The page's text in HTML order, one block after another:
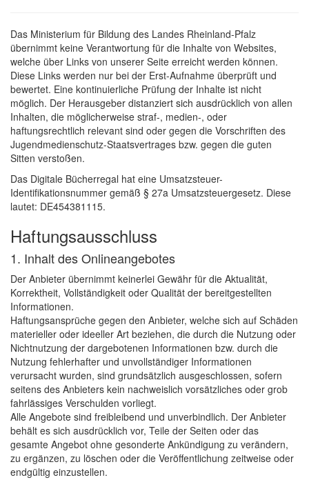
Das Ministerium für Bildung des Landes Rheinland-Pfalz
übernimmt keine Verantwortung für die Inhalte von Websites,
welche über Links von unserer Seite erreicht werden können.
Diese Links werden nur bei der Erst-Aufnahme überprüft und
bewertet. Eine kontinuierliche Prüfung der Inhalte ist nicht
möglich. Der Herausgeber distanziert sich ausdrücklich von allen
Inhalten, die möglicherweise straf-, medien-, oder
haftungsrechtlich relevant sind oder gegen die Vorschriften des
Jugendmedienschutz-Staatsvertrages bzw. gegen die guten
Sitten verstoßen.
Das Digitale Bücherregal hat eine Umsatzsteuer-
Identifikationsnummer gemäß § 27a Umsatzsteuergesetz. Diese
lautet: DE454381115.
Haftungsausschluss
1. Inhalt des Onlineangebotes
Der Anbieter übernimmt keinerlei Gewähr für die Aktualität,
Korrektheit, Vollständigkeit oder Qualität der bereitgestellten
Informationen.
Haftungsansprüche gegen den Anbieter, welche sich auf Schäden
materieller oder ideeller Art beziehen, die durch die Nutzung oder
Nichtnutzung der dargebotenen Informationen bzw. durch die
Nutzung fehlerhafter und unvollständiger Informationen
verursacht wurden, sind grundsätzlich ausgeschlossen, sofern
seitens des Anbieters kein nachweislich vorsätzliches oder grob
fahrlässiges Verschulden vorliegt.
Alle Angebote sind freibleibend und unverbindlich. Der Anbieter
behält es sich ausdrücklich vor, Teile der Seiten oder das
gesamte Angebot ohne gesonderte Ankündigung zu verändern,
zu ergänzen, zu löschen oder die Veröffentlichung zeitweise oder
endgültig einzustellen.